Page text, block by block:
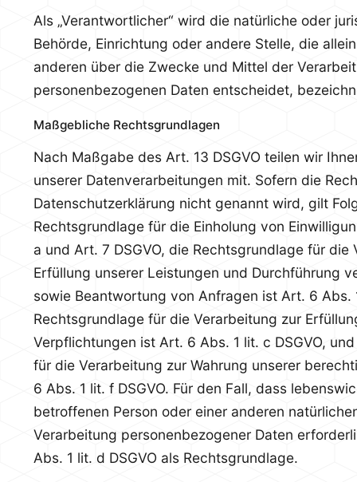
Als „Verantwortlicher“ wird die natürliche oder
Behörde, Einrichtung oder andere Stelle, die
anderen über die Zwecke und Mittel der
personenbezogenen Daten entscheidet,
Maßgebliche Rechtsgrundlagen
Nach Maßgabe des Art. 13 DSGVO teilen wir
unserer Datenverarbeitungen mit. Sofern die
Datenschutzerklärung nicht genannt wird, gilt
Rechtsgrundlage für die Einholung von
a und Art. 7 DSGVO, die Rechtsgrundlage für die
Erfüllung unserer Leistungen und Durchführung
sowie Beantwortung von Anfragen ist Art. 6 Abs.
Rechtsgrundlage für die Verarbeitung zur
Verpflichtungen ist Art. 6 Abs. 1 lit. c DSGVO,
für die Verarbeitung zur Wahrung unserer
6 Abs. 1 lit. f DSGVO. Für den Fall, dass
betroffenen Person oder einer anderen
Verarbeitung personenbezogener Daten
Abs. 1 lit. d DSGVO als Rechtsgrundlage.